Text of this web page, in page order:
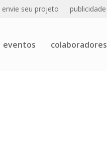
envie seu projeto publicidade
eventos colaboradores